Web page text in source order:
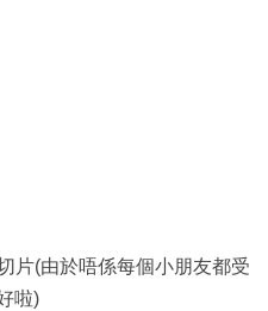
片(由於唔係每個小朋友都受
啦)